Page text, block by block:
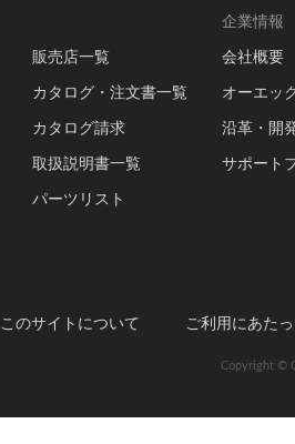
販売店一覧
カタログ・注文書一覧
カタログ請求
取扱説明書一覧
パーツリスト
企業情報
会社概要
オーエッ
沿革・開
サポート
このサイトについて ご利用にあたっ
Copyright ©